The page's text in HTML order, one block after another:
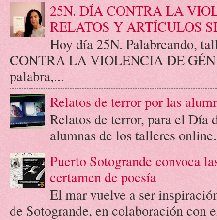
25N. DÍA CONTRA LA
RELATOS Y ARTÍCULOS
Hoy día 25N. Palabreando,
CONTRA LA VIOLENCIA DE
palabra,...
Relatos de terror por las
Relatos de terror, para el Día
alumnas de los talleres
Puerto Sotogrande convoca
certamen de poesía
El mar vuelve a ser
de Sotogrande, en colaboración con